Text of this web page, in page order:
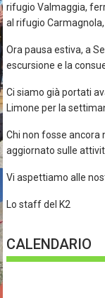
rifugio Valmaggia,
al rifugio
Ora pausa estiva, a
escursione e la
Ci siamo già portati
Limone per la
Chi non fosse ancora
aggiornato sulle
Vi aspettiamo alle
Lo staff del K2
CALENDARIO